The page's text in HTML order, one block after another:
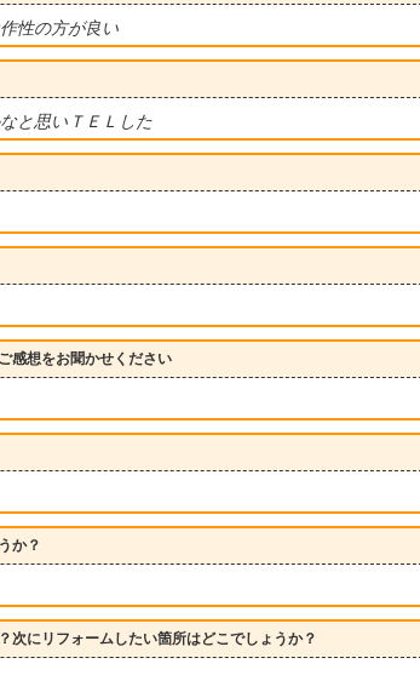
性の方が良い
と思いＴＥＬした
感想をお聞かせください
か？
次にリフォームしたい箇所はどこでしょうか？